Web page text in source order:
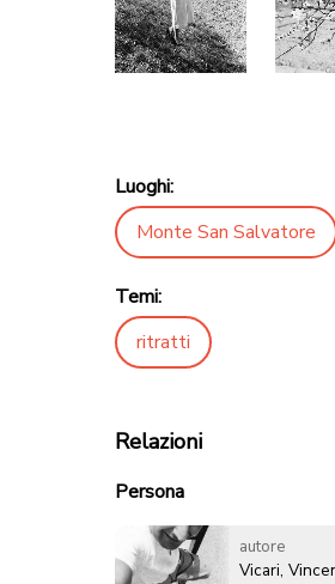
Luoghi:
Monte San Salvatore
Temi:
ritratti
Relazioni
Persona
autore
Vicari,